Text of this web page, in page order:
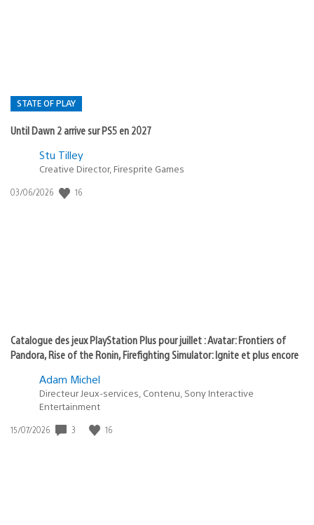
STATE OF PLAY
Until Dawn 2 arrive sur PS5 en 2027
Postée
:
Stu Tilley
Creative Director, Firesprite Games
Date
03/06/2026 16
Catalogue des jeux PlayStation Plus pour juillet : Avatar: Frontiers of
Pandora, Rise of the Ronin, Firefighting Simulator: Ignite et plus encore
Adam Michel
Directeur Jeux-services, Contenu, Sony Interactive
Entertainment
Date
15/07/2026 3 16